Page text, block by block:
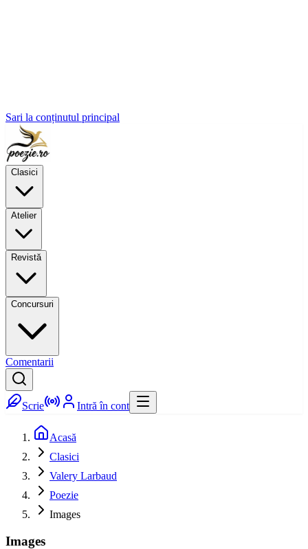
Sari la conținutul principal
Clasici
Atelier
Revistă
Concursuri
Comentarii
Scrie Intră în cont
Acasă
Clasici
Valery Larbaud
Poezie
Images
Images